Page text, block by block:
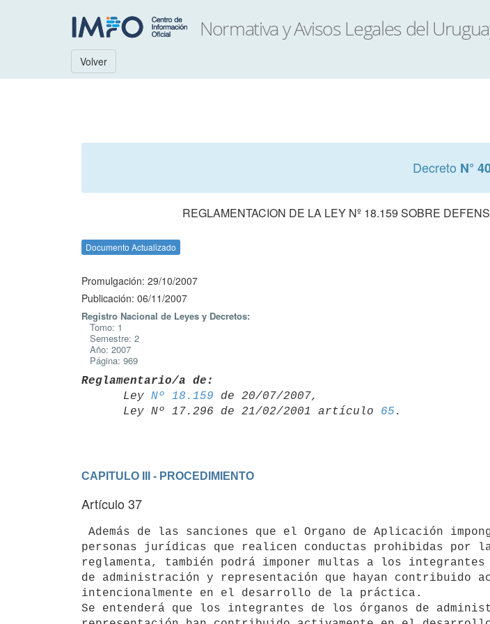
Volver
Decreto N°
REGLAMENTACION DE LA LEY Nº 18.159 SOBRE
Documento Actualizado
Promulgación: 29/10/2007
Publicación: 06/11/2007
Registro Nacional de Leyes y Decretos:
Tomo: 1
Semestre: 2
Año: 2007
Página: 969
Reglamentario/a de:
Ley Nº 18.159 de 20/07/2007,
      Ley Nº 17.296 de 21/02/2001 artículo
65
CAPITULO III - PROCEDIMIENTO
Artículo 37
personas jurídicas que realicen conductas prohibidas por
reglamenta, también podrá imponer multas a los integrantes
de administración y representación que hayan contribuido
intencionalmente en el desarrollo de la práctica.
Se entenderá que los integrantes de los órganos de